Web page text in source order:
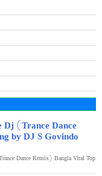
Dj (Trance Dance
by DJ S Govindo
Dance Remix) Bangla Viral Top